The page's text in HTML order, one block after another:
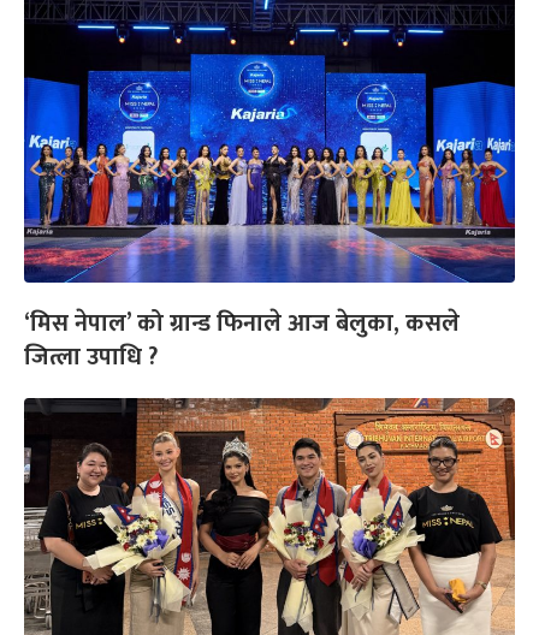
‘मिस नेपाल’ को ग्रान्ड फिनाले आज बेलुका, कसले
जित्ला उपाधि ?